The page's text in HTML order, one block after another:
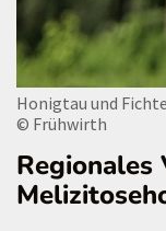
Honigtau und
© Frühwirth
Regionales